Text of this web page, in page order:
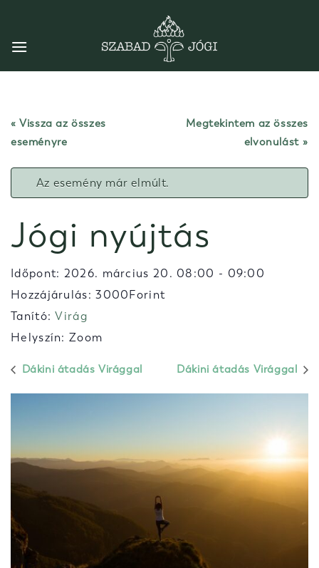
content
« Vissza az összes
eseményre
Megtekintem az összes
elvonulást
Az esemény már elmúlt.
Jógi nyújtás
Időpont: 2026. március 20. 08:00 - 09:00
Hozzájárulás: 3000Forint
Tanító:Virág
Helyszín: Zoom
Dákini átadás Virággal Dákini átadás Virággal